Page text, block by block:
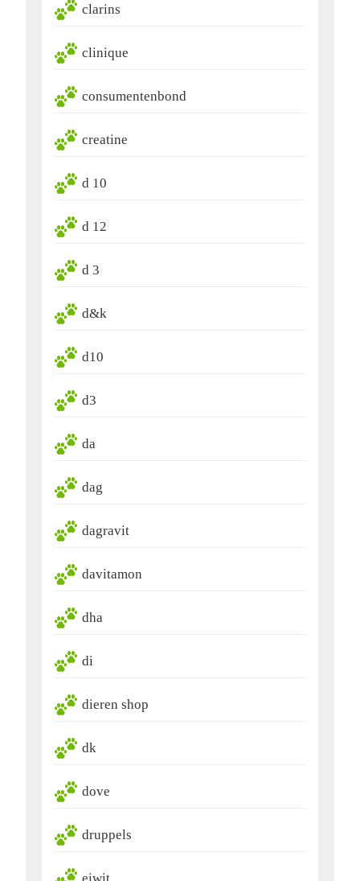
clarins
clinique
consumentenbond
creatine
d 10
d 12
d 3
d&k
d10
d3
da
dag
dagravit
davitamon
dha
di
dieren shop
dk
dove
druppels